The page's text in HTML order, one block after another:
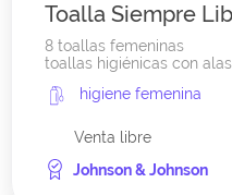
Toalla Siempre
8 toallas femeninas
toallas higiénicas con
higiene femenina
Venta libre
Johnson & Johnson